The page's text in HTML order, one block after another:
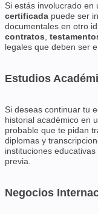
Si estás involucrado en
certificada puede ser
documentales en otro
contratos,
legales que deben ser
Estudios
Si deseas continuar tu
historial académico en
probable que te pidan
diplomas y
instituciones
previa.
Negocios